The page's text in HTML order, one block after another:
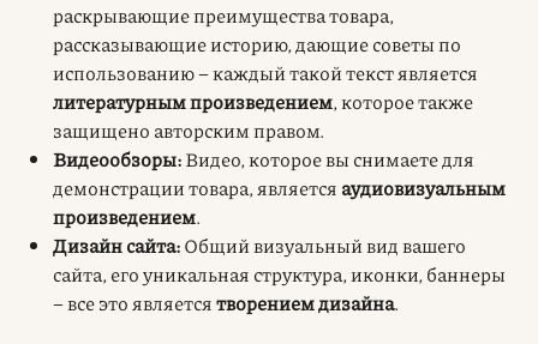
раскрывающие преимущества товара,
рассказывающие историю, дающие советы по
использованию – каждый такой текст является
литературным произведением, которое также
защищено авторским правом.
Видеообзоры:Видео, которое вы снимаете для
демонстрации товара, является аудиовизуальным
произведением.
Дизайн сайта:Общий визуальный вид вашего
сайта, его уникальная структура, иконки, баннеры
– все это являетсятворением дизайна.